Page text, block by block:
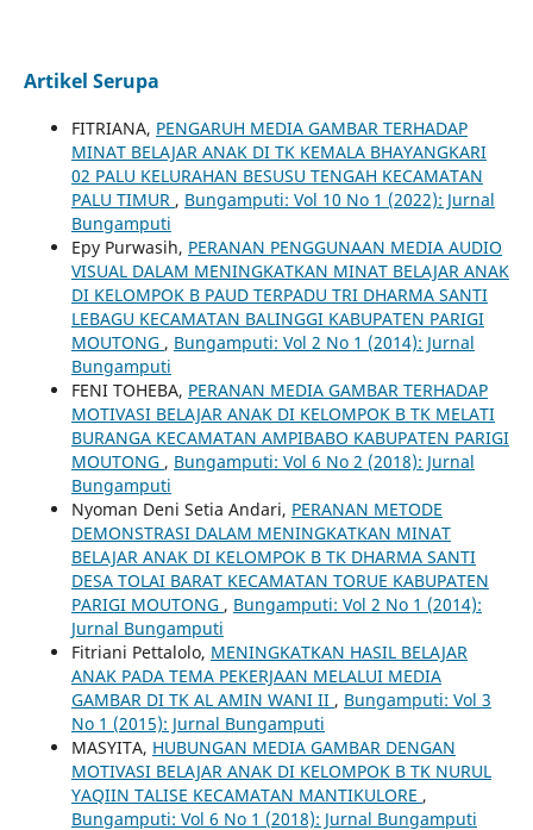
Artikel Serupa
FITRIANA, PENGARUH MEDIA GAMBAR TERHADAP
MINAT BELAJAR ANAK DI TK KEMALA BHAYANGKARI
02 PALU KELURAHAN BESUSU TENGAH KECAMATAN
PALU TIMUR , Bungamputi: Vol 10 No 1 (2022): Jurnal
Bungamputi
Epy Purwasih, PERANAN PENGGUNAAN MEDIA AUDIO
VISUAL DALAM MENINGKATKAN MINAT BELAJAR ANAK
DI KELOMPOK B PAUD TERPADU TRI DHARMA SANTI
LEBAGU KECAMATAN BALINGGI KABUPATEN PARIGI
MOUTONG , Bungamputi: Vol 2 No 1 (2014): Jurnal
Bungamputi
FENI TOHEBA, PERANAN MEDIA GAMBAR TERHADAP
MOTIVASI BELAJAR ANAK DI KELOMPOK B TK MELATI
BURANGA KECAMATAN AMPIBABO KABUPATEN PARIGI
MOUTONG , Bungamputi: Vol 6 No 2 (2018): Jurnal
Bungamputi
Nyoman Deni Setia Andari, PERANAN METODE
DEMONSTRASI DALAM MENINGKATKAN MINAT
BELAJAR ANAK DI KELOMPOK B TK DHARMA SANTI
DESA TOLAI BARAT KECAMATAN TORUE KABUPATEN
PARIGI MOUTONG , Bungamputi: Vol 2 No 1 (2014):
Jurnal Bungamputi
Fitriani Pettalolo, MENINGKATKAN HASIL BELAJAR
ANAK PADA TEMA PEKERJAAN MELALUI MEDIA
GAMBAR DI TK AL AMIN WANI II , Bungamputi: Vol 3
No 1 (2015): Jurnal Bungamputi
MASYITA, HUBUNGAN MEDIA GAMBAR DENGAN
MOTIVASI BELAJAR ANAK DI KELOMPOK B TK NURUL
YAQIIN TALISE KECAMATAN MANTIKULORE ,
Bungamputi: Vol 6 No 1 (2018): Jurnal Bungamputi